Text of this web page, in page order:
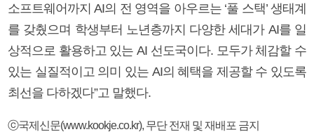
소프트웨어까지 AI의 전 영역을 아우르는 ‘풀 스택’ 생태계
를 갖췄으며 학생부터 노년층까지 다양한 세대가 AI를 일
상적으로 활용하고 있는 AI 선도국이다. 모두가 체감할 수
있는 실질적이고 의미 있는 AI의 혜택을 제공할 수 있도록
최선을 다하겠다”고 말했다.
ⓒ국제신문(www.kookje.co.kr), 무단 전재 및 재배포 금지